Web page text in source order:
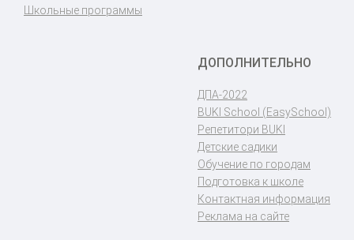
Школьные программы
ДОПОЛНИТЕЛЬНО
ДПА-2022
BUKI School (EasySchool)
Репетитори BUKI
Детские садики
Обучение по городам
Подготовка к школе
Контактная информация
Реклама на сайте